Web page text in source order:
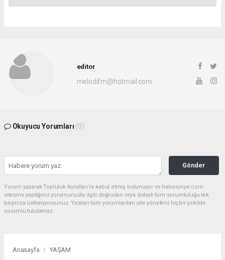
editor
melodifm@hotmail.com
Okuyucu Yorumları (0)
Gönder
Yorum yazarak Topluluk Kuralları’nı kabul etmiş bulunuyor ve haberunye.com
sitesine yaptığınız yorumunuzla ilgili doğrudan veya dolaylı tüm sorumluluğu tek
başınıza üstleniyorsunuz. Yazılan tüm yorumlardan site yönetimi hiçbir şekilde
sorumlu tutulamaz.
Anasayfa YAŞAM